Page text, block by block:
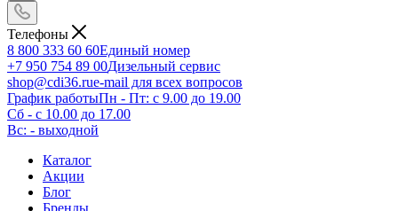
Телефоны
8 800 333 60 60Единый номер
+7 950 754 89 00Дизельный сервис
shop@cdi36.rue-mail для всех вопросов
График работыПн - Пт: с 9.00 до 19.00
Сб - с 10.00 до 17.00
Вс: - выходной
Каталог
Акции
Блог
Бренды